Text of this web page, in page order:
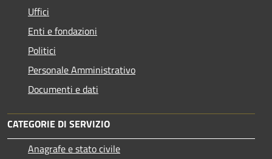
Uffici
Enti e fondazioni
Politici
Personale Amministrativo
Documenti e dati
CATEGORIE DI SERVIZIO
Anagrafe e stato civile